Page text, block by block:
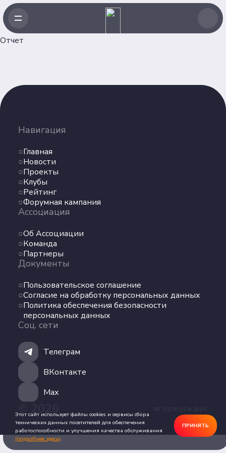
Отчет
Навигация
Главная
Новости
Проекты
Клубы
Рейтинг
Форумная кампания
Ассоциация
Об Ассоциации
Команда
Партнеры
Документы
Пользовательское соглашение
Согласие на обработку персональных данных
Политика обеспечения безопасности
персональных данных
Соц. сети
Телеграм
ВКонтакте
Max
© 2026
Главная
Новости
Проекты
Клубы
Рейтинг
Форумная кампания
Команда
Партнеры
Пользовательское соглашение
Согласие на обработку персональных данных
Политика обеспечения безопасности
персональных данных
сети
Телеграм
ВКонтакте
Max
Этот сайт использует файлы cookies и сервисы сбора
технических данных посетителей для обеспечения
работоспособности и улучшения качества обслуживания
(подробнее здесь).
ПРИНЯТЬ